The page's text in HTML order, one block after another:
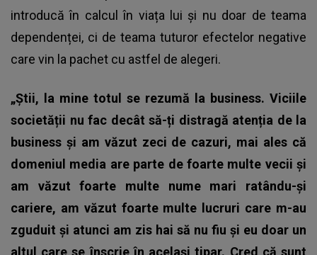
introducă în calcul în viața lui și nu doar de teama
dependenței, ci de teama tuturor efectelor negative
care vin la pachet cu astfel de alegeri.
„Știi, la mine totul se rezumă la business. Viciile
societății nu fac decât să-ți distragă atenția de la
business și am văzut zeci de cazuri, mai ales că
domeniul media are parte de foarte multe vecii și
am văzut foarte multe nume mari ratându-și
cariere, am văzut foarte multe lucruri care m-au
zguduit și atunci am zis hai să nu fiu și eu doar un
altul care se înscrie în același tipar. Cred că sunt